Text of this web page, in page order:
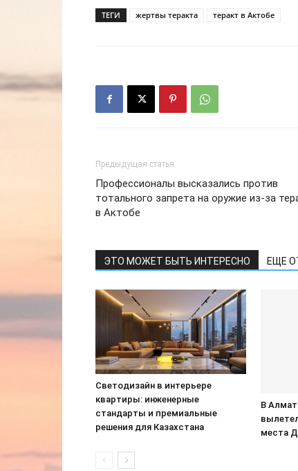
ТЕГИ жертвы теракта теракт в Актобе
Предыдущая статья
Профессионалы высказались против
тотального запрета на оружие из-за
в Актобе
ЭТО МОЖЕТ БЫТЬ ИНТЕРЕСНО ЕЩЕ
Светодизайн в интерьере
квартиры: инженерные
стандарты и премиальные
решения для Казахстана
В
места